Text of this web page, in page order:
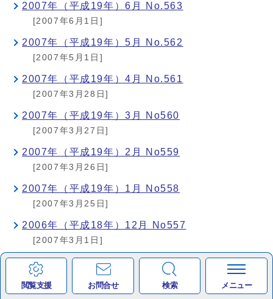
閲覧支援 お問合せ 検索 メニュー
2007年（平成19年）6月 No.563
[2007年6月1日]
2007年（平成19年）5月 No.562
[2007年5月1日]
2007年（平成19年）4月 No.561
[2007年3月28日]
2007年（平成19年）3月 No560
[2007年3月27日]
2007年（平成19年）2月 No559
[2007年3月26日]
2007年（平成19年）1月 No558
[2007年3月25日]
2006年（平成18年）12月 No557
[2007年3月1日]
2006年（平成18年）11月 No556
[2007年3月1日]